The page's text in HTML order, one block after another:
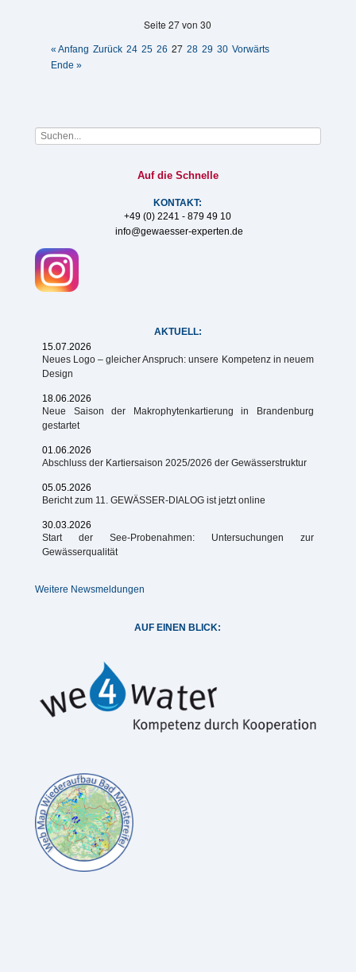
gestartet
Seite 27 von 30
« Anfang Zurück 24 25 26 27 28 29 30 Vorwärts
Ende »
Auf die Schnelle
KONTAKT:
+49 (0) 2241 - 879 49 10
info@gewaesser-experten.de
AKTUELL:
15.07.2026
Neues Logo – gleicher Anspruch: unsere Kompetenz in neuem
Design
18.06.2026
Neue Saison der Makrophytenkartierung in Brandenburg
gestartet
01.06.2026
Abschluss der Kartiersaison 2025/2026 der Gewässerstruktur
05.05.2026
Bericht zum 11. GEWÄSSER-DIALOG ist jetzt online
30.03.2026
Start der See-Probenahmen: Untersuchungen zur
Gewässerqualität
Weitere Newsmeldungen
AUF EINEN BLICK: